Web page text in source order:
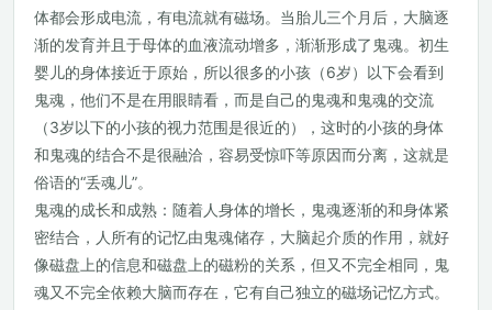
体都会形成电流，有电流就有磁场。当胎儿三个月后，大脑逐
渐的发育并且于母体的血液流动增多，渐渐形成了鬼魂。初生
婴儿的身体接近于原始，所以很多的小孩（6岁）以下会看到
鬼魂，他们不是在用眼睛看，而是自己的鬼魂和鬼魂的交流
（3岁以下的小孩的视力范围是很近的），这时的小孩的身体
和鬼魂的结合不是很融洽，容易受惊吓等原因而分离，这就是
俗语的“丢魂儿”。
鬼魂的成长和成熟：随着人身体的增长，鬼魂逐渐的和身体紧
密结合，人所有的记忆由鬼魂储存，大脑起介质的作用，就好
像磁盘上的信息和磁盘上的磁粉的关系，但又不完全相同，鬼
魂又不完全依赖大脑而存在，它有自己独立的磁场记忆方式。